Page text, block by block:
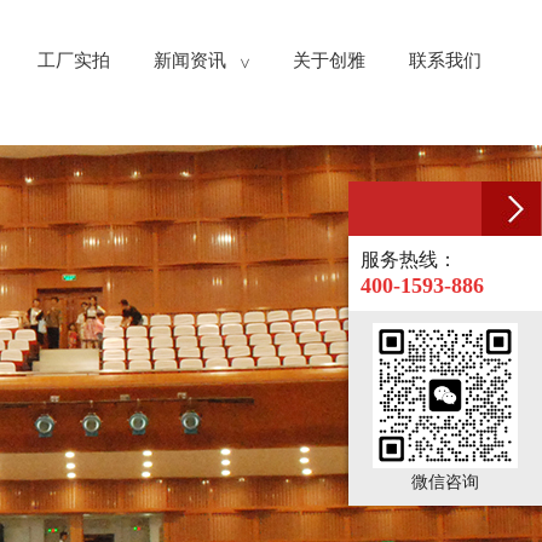
工厂实拍 新闻资讯 > 关于创雅 联系我们
服务热线：
400-1593-886
微信咨询